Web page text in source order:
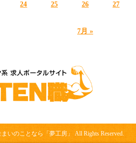
7月 »
24 25 26
27
いのことなら「夢工房」 All Rights Reserved.